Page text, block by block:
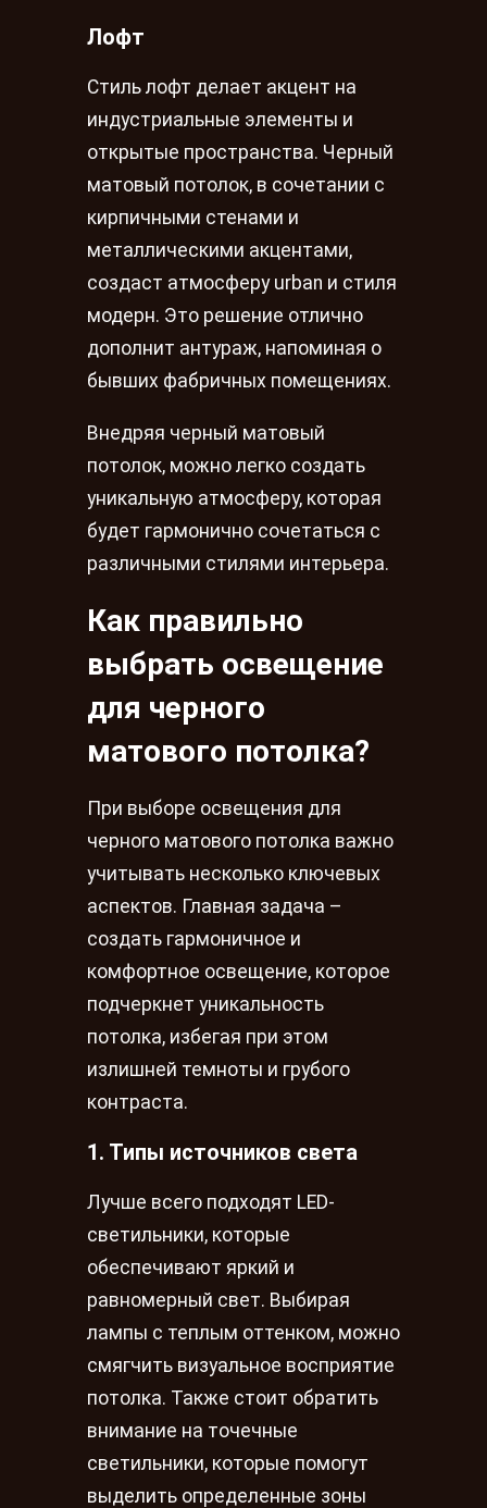
Лофт
Стиль лофт делает акцент на
индустриальные элементы и
открытые пространства. Черный
матовый потолок, в сочетании с
кирпичными стенами и
металлическими акцентами,
создаст атмосферу urban и стиля
модерн. Это решение отлично
дополнит антураж, напоминая о
бывших фабричных помещениях.
Внедряя черный матовый
потолок, можно легко создать
уникальную атмосферу, которая
будет гармонично сочетаться с
различными стилями интерьера.
Как правильно
выбрать освещение
для черного
матового потолка?
При выборе освещения для
черного матового потолка важно
учитывать несколько ключевых
аспектов. Главная задача –
создать гармоничное и
комфортное освещение, которое
подчеркнет уникальность
потолка, избегая при этом
излишней темноты и грубого
контраста.
1. Типы источников света
Лучше всего подходят LED-
светильники, которые
обеспечивают яркий и
равномерный свет. Выбирая
лампы с теплым оттенком, можно
смягчить визуальное восприятие
потолка. Также стоит обратить
внимание на точечные
светильники, которые помогут
выделить определенные зоны